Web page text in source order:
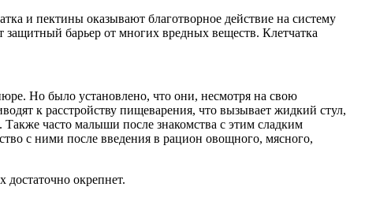
и пектины оказывают благотворное действие на систему
защитный барьер от многих вредных веществ. Клетчатка
Но было установлено, что они, несмотря на свою
к расстройству пищеварения, что вызывает жидкий стул,
часто малыши после знакомства с этим сладким
с ними после введения в рацион овощного, мясного,
окрепнет.